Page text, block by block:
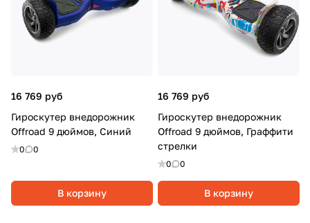
16 769 руб
Гироскутер внедорожник
Offroad 9 дюймов, Синий
0 0
В корзину
16 769 руб
Гироскутер внедорожник
Offroad 9 дюймов, Граффити
стрелки
0 0
В корзину